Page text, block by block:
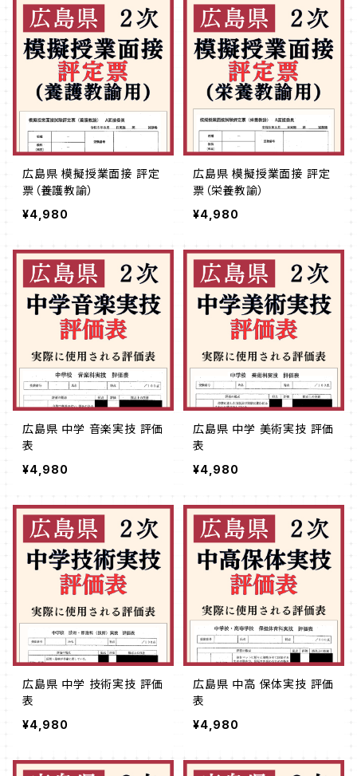
広島県 模擬授業面接 評定
票（養護教諭）
¥4,980
広島県 模擬授業面接 評定
票（栄養教諭）
¥4,980
広島県 中学 音楽実技 評価
表
¥4,980
広島県 中学 美術実技 評価
表
¥4,980
広島県 中学 技術実技 評価
表
¥4,980
広島県 中高 保体実技 評価
表
¥4,980